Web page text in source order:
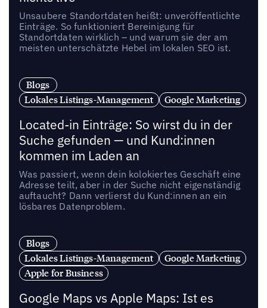
Unsaubere Standortdaten heißt: unveröffentlichte
Einträge. So funktioniert Bereinigung für
Standortdaten wirklich – und warum sie der am
meisten unterschätzte Hebel im lokalen SEO ist.
Blogs
Lokales Listings-Management
Google Marketing
Located-in Einträge: So wirst du in der
Suche gefunden — und Kund:innen
kommen im Laden an
Was passiert, wenn dein kolokiertes Geschäft eine
Adresse teilt, aber in der Suche nicht eigenständig
auftaucht? Dann verlierst du Kund:innen an ein
lösbares Datenproblem.
Blogs
Lokales Listings-Management
Google Marketing
Apple for Business
Google Maps vs Apple Maps: Ist es